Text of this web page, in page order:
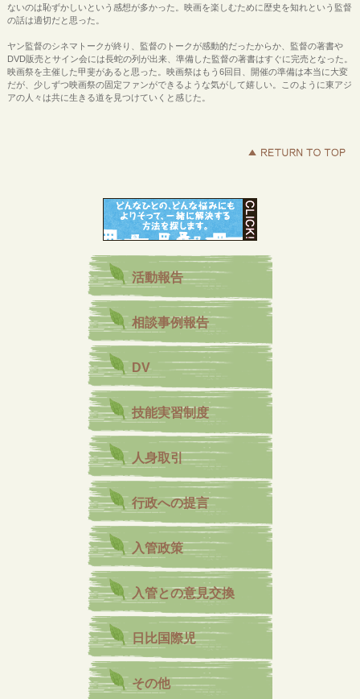
ないのは恥ずかしいという感想が多かった。映画を楽しむために歴史を知れという監督
の話は適切だと思った。
ヤン監督のシネマトークが終り、監督のトークが感動的だったからか、監督の著書や
DVD販売とサイン会には長蛇の列が出来、準備した監督の著書はすぐに完売となった。
映画祭を主催した甲斐があると思った。映画祭はもう6回目、開催の準備は本当に大変
だが、少しずつ映画祭の固定ファンができるような気がして嬉しい。このように東アジ
アの人々は共に生きる道を見つけていくと感じた。
活動報告
相談事例報告
DV
技能実習制度
人身取引
行政への提言
入管政策
入管との意見交換
日比国際児
その他